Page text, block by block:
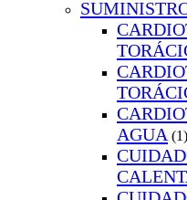
AGUA (1)